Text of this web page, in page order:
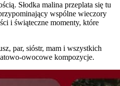
Słodka malina przeplata się tu
wspólne wieczory
i świąteczne momenty, które
par, sióstr, mam i wszystkich
owocowe kompozycje.